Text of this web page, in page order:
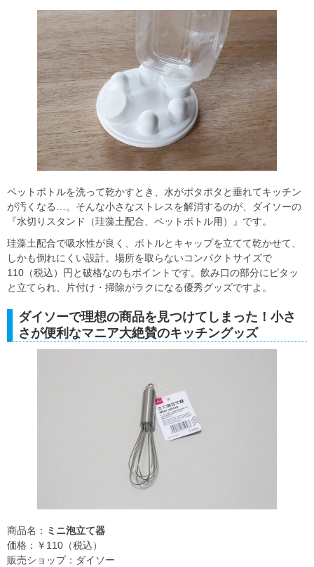
ペットボトルを洗って乾かすとき、水がポタポタと垂れてキッチン
が汚くなる…。そんな小さなストレスを解消するのが、ダイソーの
『水切りスタンド（珪藻土配合、ペットボトル用）』です。
珪藻土配合で吸水性が良く、ボトルとキャップを立てて乾かせて、
しかも倒れにくい設計。場所を取らないコンパクトサイズで
110（税込）円と破格なのもポイントです。飲み口の部分にピタッ
と立てられ、片付け・掃除がラクになる優秀グッズですよ。
ダイソーで理想の商品を見つけてしまった！小さ
さが便利なマニア大絶賛のキッチングッズ
商品名： ミニ泡立て器
価格：￥110（税込）
販売ショップ：ダイソー